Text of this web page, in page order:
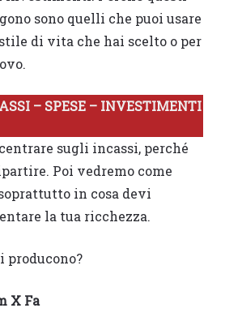
sono quelli che puoi usare
di vita che hai scelto o per
– SPESE – INVESTIMENTI
sugli incassi, perché
Poi vedremo come
in cosa devi
la tua ricchezza.
producono?
X Fa